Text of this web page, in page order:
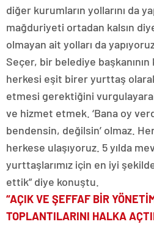
diğer kurumların yollarını da
mağduriyeti ortadan kalsın
olmayan ait yolları da
Seçer, bir belediye
herkesi eşit birer yurttaş
etmesi gerektiğini
ve hizmet etmek. ‘Bana oy
bendensin, değilsin’ olmaz.
herkese ulaşıyoruz. 5 yılda
yurttaşlarımız için en iyi
ettik” diye konuştu.
“AÇIK VE ŞEFFAF BİR
TOPLANTILARINI HALKA